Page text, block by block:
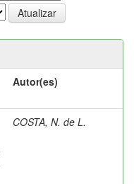
Autor(es)
COSTA, N. de L.